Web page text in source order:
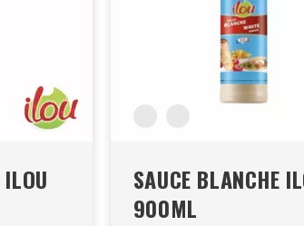
SAUCE BLANCHE ILOU
900ML